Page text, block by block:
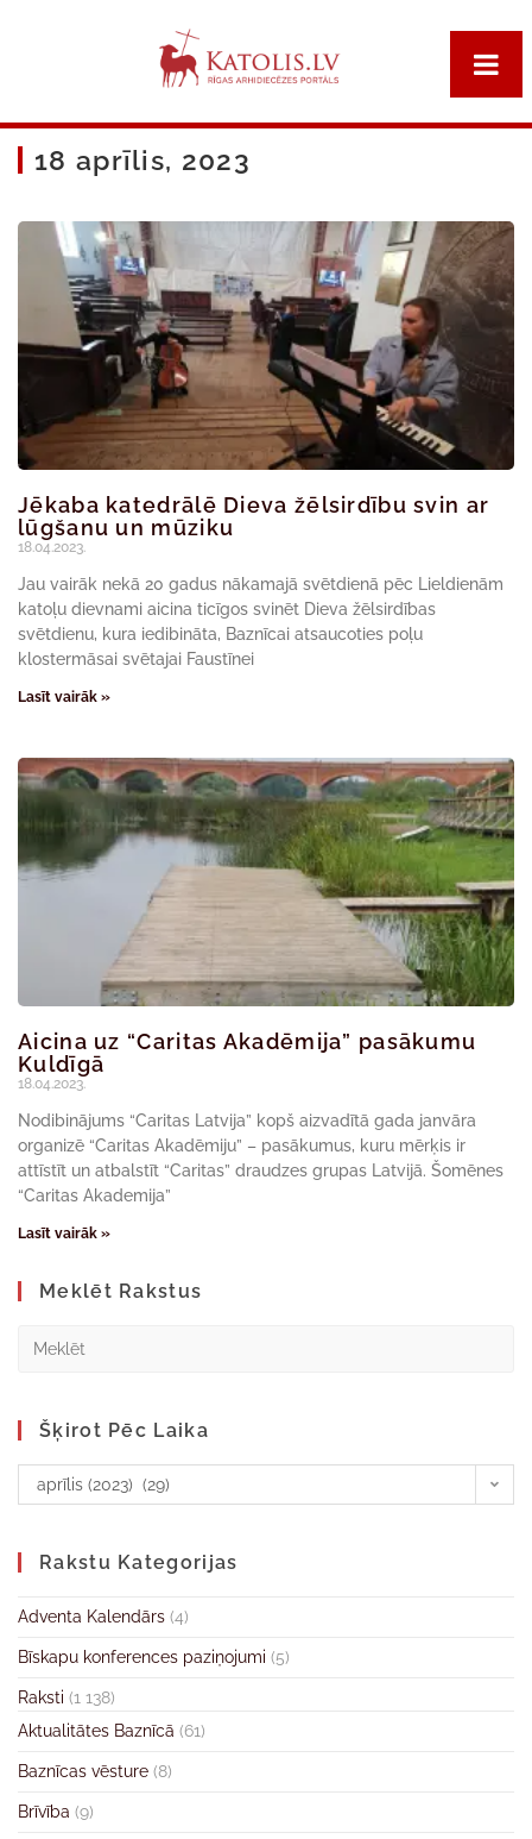
18 aprīlis, 2023
Jēkaba katedrālē Dieva žēlsirdību svin ar
lūgšanu un mūziku
18.04.2023.
Jau vairāk nekā 20 gadus nākamajā svētdienā pēc Lieldienām
katoļu dievnami aicina ticīgos svinēt Dieva žēlsirdības
svētdienu, kura iedibināta, Baznīcai atsaucoties poļu
klostermāsai svētajai Faustīnei
Lasīt vairāk »
Aicina uz “Caritas Akadēmija” pasākumu
Kuldīgā
18.04.2023.
Nodibinājums “Caritas Latvija” kopš aizvadītā gada janvāra
organizē “Caritas Akadēmiju” – pasākumus, kuru mērķis ir
attīstīt un atbalstīt “Caritas” draudzes grupas Latvijā. Šomēnes
“Caritas Akademija”
Lasīt vairāk »
Meklēt Rakstus
Šķirot Pēc Laika
aprīlis (2023) (29)
Rakstu Kategorijas
Adventa Kalendārs (4)
Bīskapu konferences paziņojumi (5)
Raksti (1 138)
Aktualitātes Baznīcā (61)
Baznīcas vēsture (8)
Brīvība (9)